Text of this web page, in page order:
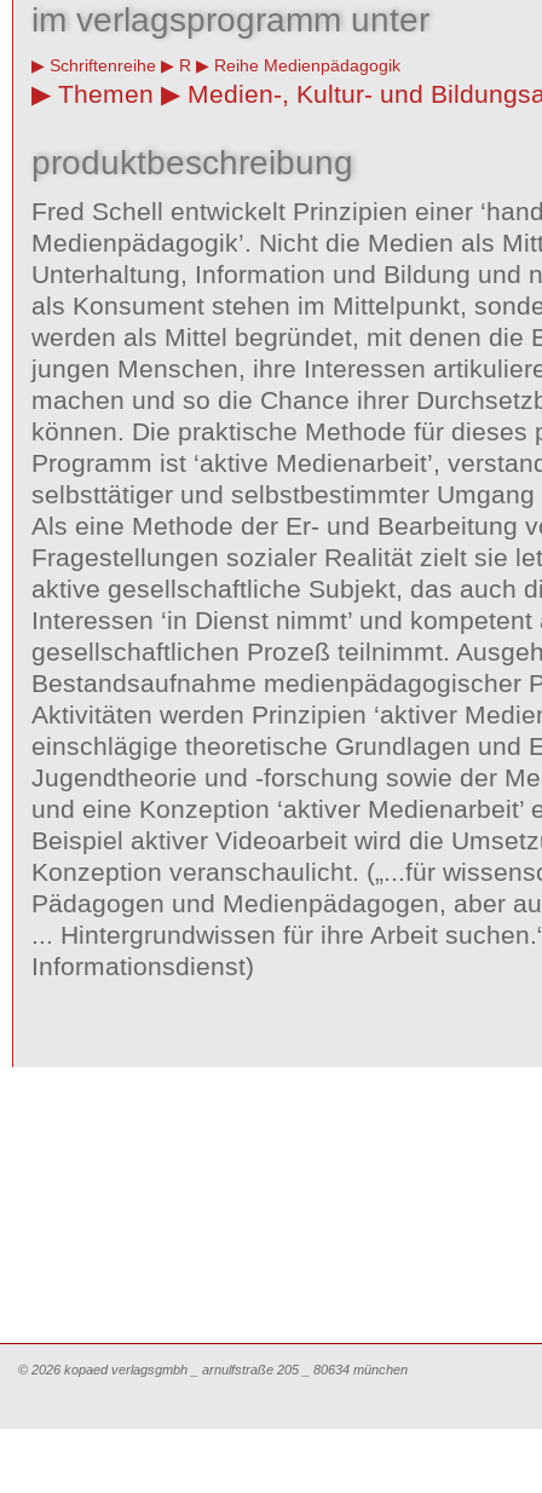
im verlagsprogramm unter
Schriftenreihe R Reihe Medienpädagogik
Themen Medien-, Kultur- und
produktbeschreibung
Fred Schell entwickelt Prinzipien einer
Medienpädagogik’. Nicht die Medien als
Unterhaltung, Information und Bildung und
als Konsument stehen im Mittelpunkt,
werden als Mittel begründet, mit denen die
jungen Menschen, ihre Interessen
machen und so die Chance ihrer
können. Die praktische Methode für dieses
Programm ist ‘aktive Medienarbeit’,
selbsttätiger und selbstbestimmter
Als eine Methode der Er- und Bearbeitung
Fragestellungen sozialer Realität zielt sie
aktive gesellschaftliche Subjekt, das auch
Interessen ‘in Dienst nimmt’ und kompetent
gesellschaftlichen Prozeß teilnimmt.
Bestandsaufnahme medienpädagogischer
Aktivitäten werden Prinzipien ‘aktiver
einschlägige theoretische Grundlagen und
Jugendtheorie und -forschung sowie der
und eine Konzeption ‘aktiver Medienarbeit’
Beispiel aktiver Videoarbeit wird die
Konzeption veranschaulicht. („...für
Pädagogen und Medienpädagogen, aber
... Hintergrundwissen für ihre Arbeit
Informationsdienst)
© 2026 kopaed verlagsgmbh _ arnulfstraße 205 _ 80634 münchen